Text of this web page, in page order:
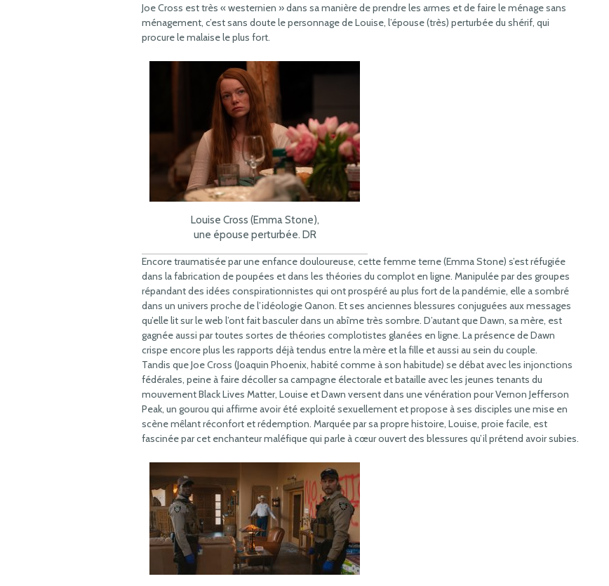
Joe Cross est très « westernien » dans sa manière de prendre les armes et de faire le ménage sans
ménagement, c’est sans doute le personnage de Louise, l’épouse (très) perturbée du shérif, qui
procure le malaise le plus fort.
Louise Cross (Emma Stone),
une épouse perturbée. DR
Encore traumatisée par une enfance douloureuse, cette femme terne (Emma Stone) s’est réfugiée
dans la fabrication de poupées et dans les théories du complot en ligne. Manipulée par des groupes
répandant des idées conspirationnistes qui ont prospéré au plus fort de la pandémie, elle a sombré
dans un univers proche de l’idéologie Qanon. Et ses anciennes blessures conjuguées aux messages
qu’elle lit sur le web l’ont fait basculer dans un abîme très sombre. D’autant que Dawn, sa mère, est
gagnée aussi par toutes sortes de théories complotistes glanées en ligne. La présence de Dawn
crispe encore plus les rapports déjà tendus entre la mère et la fille et aussi au sein du couple.
Tandis que Joe Cross (Joaquin Phoenix, habité comme à son habitude) se débat avec les injonctions
fédérales, peine à faire décoller sa campagne électorale et bataille avec les jeunes tenants du
mouvement Black Lives Matter, Louise et Dawn versent dans une vénération pour Vernon Jefferson
Peak, un gourou qui affirme avoir été exploité sexuellement et propose à ses disciples une mise en
scène mêlant réconfort et rédemption. Marquée par sa propre histoire, Louise, proie facile, est
fascinée par cet enchanteur maléfique qui parle à cœur ouvert des blessures qu’il prétend avoir subies.